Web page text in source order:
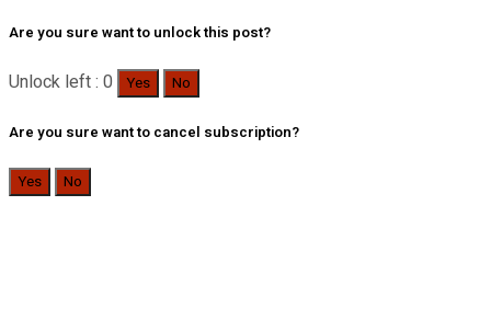
Are you sure want to unlock this post?
Unlock left : 0 Yes No
Are you sure want to cancel subscription?
Yes No